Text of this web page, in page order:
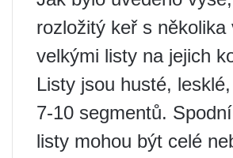
rozložitý keř s několika
velkými listy na jejich
Listy jsou husté,
7-10 segmentů.
listy mohou být celé